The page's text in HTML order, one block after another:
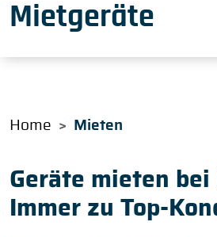
Mietgeräte
Home Mieten
Geräte mieten bei
Immer zu Top-